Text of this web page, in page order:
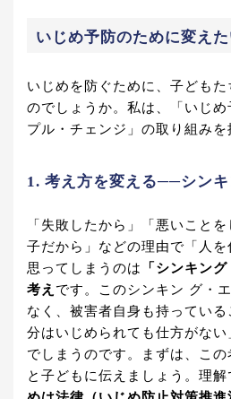
いじめ予防のために変え
いじめを防ぐために、子ども
のでしょうか。私は、「いじめ
プル・チェンジ」の取り組みを
1. 考え方を変える──シン
「失敗したから」「悪いこと
子だから」などの理由で「人を
思ってしまうのは
「シンキン
考え です。このシンキン グ・
なく、被害者自身も持ってい
分はいじめられても仕方がな
でしまうのです。まずは、こ
と子どもに伝えましょう。理解